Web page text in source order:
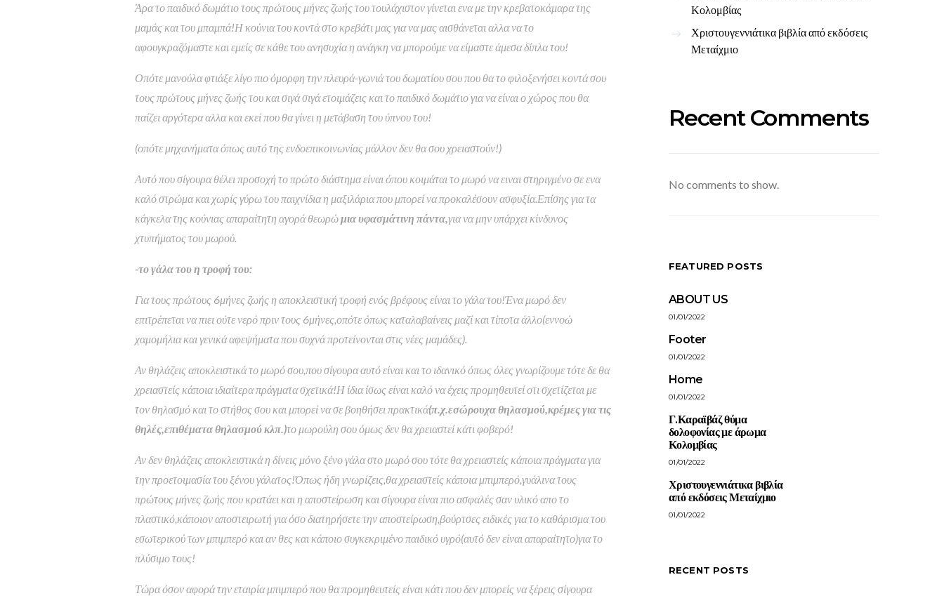
Άρα το παιδικό δωμάτιο τους πρώτους μήνες ζωής του τουλάχιστον γίνεται ενα με την κρεβατοκάμαρα της
μαμάς και του μπαμπά!Η κούνια του κοντά στο κρεβάτι μας για να μας αισθάνεται αλλα να το
αφουγκραζόμαστε και εμείς σε κάθε του ανησυχία η ανάγκη να μπορούμε να είμαστε άμεσα δίπλα του!
Οπότε μανούλα φτιάξε λίγο πιο όμορφη την πλευρά-γωνιά του δωματίου σου που θα το φιλοξενήσει κοντά σου
τους πρώτους μήνες ζωής του και σιγά σιγά ετοιμάζεις και το παιδικό δωμάτιο για να είναι ο χώρος που θα
παίζει αργότερα αλλα και εκεί που θα γίνει η μετάβαση του ύπνου του!
(οπότε μηχανήματα όπως αυτό της ενδοεπικοινωνίας μάλλον δεν θα σου χρειαστούν!)
Αυτό που σίγουρα θέλει προσοχή το πρώτο διάστημα είναι όπου κοιμάται το μωρό να ειναι στηριγμένο σε ενα
καλό στρώμα και χωρίς γύρω του παιχνίδια η μαξιλάρια που μπορεί να προκαλέσουν ασφυξία.Επίσης για τα
κάγκελα της κούνιας απαραίτητη αγορά θεωρώμια υφασμάτινη πάντα,για να μην υπάρχει κίνδυνος
χτυπήματος του μωρού.
-το γάλα του η τροφή του:
Για τους πρώτους 6μήνες ζωής η αποκλειστική τροφή ενός βρέφους είναι το γάλα του!Ένα μωρό δεν
επιτρέπεται να πιει ούτε νερό πριν τους 6μήνες,οπότε όπως καταλαβαίνεις μαζί και τίποτα άλλο(εννοώ
χαμομήλια και γενικά αφεψήματα που συχνά προτείνονται στις νέες μαμάδες).
Αν θηλάζεις αποκλειστικά το μωρό σου,που σίγουρα αυτό είναι και το ιδανικό όπως όλες γνωρίζουμε τότε δε θα
χρειαστείς κάποια ιδιαίτερα πράγματα σχετικά!Η ίδια ίσως είναι καλό να έχεις προμηθευτεί οτι σχετίζεται με
τον θηλασμό και το στήθος σου και μπορεί να σε βοηθήσει πρακτικά(π.χ.εσώρουχα θηλασμού,κρέμες για τις
θηλές,επιθέματα θηλασμού κλπ.)το μωρούλη σου όμως δεν θα χρειαστεί κάτι φοβερό!
Αν δεν θηλάζεις αποκλειστικά η δίνεις μόνο ξένο γάλα στο μωρό σου τότε θα χρειαστείς κάποια πράγματα για
την προετοιμασία του ξένου γάλατος!Όπως ήδη γνωρίζεις,θα χρειαστείς κάποια μπιμπερό,γυάλινα τους
πρώτους μήνες ζωής που κρατάει και η αποστείρωση και σίγουρα είναι πιο ασφαλές σαν υλικό απο το
πλαστικό,κάποιον αποστειρωτή για όσο διατηρήσετε την αποστείρωση,βούρτσες ειδικές για το καθάρισμα του
εσωτερικού των μπιμπερό και αν θες και κάποιο συγκεκριμένο παιδικό υγρό(αυτό δεν είναι απαραίτητο)για το
πλύσιμο τους!
Τώρα όσον αφορά την εταιρία μπιμπερό που θα προμηθευτείς είναι κάτι που δεν μπορείς να ξέρεις σίγουρα
Κολομβίας
Χριστουγεννιάτικα βιβλία από εκδόσεις
Μεταίχμιο
Recent Comments
No comments to show.
FEATURED POSTS
ABOUT US
01/01/2022
Footer
01/01/2022
Home
01/01/2022
Γ.Καραϊβάζ θύμα
δολοφονίας με άρωμα
Κολομβίας
01/01/2022
Χριστουγεννιάτικα βιβλία
από εκδόσεις Μεταίχμιο
01/01/2022
RECENT POSTS